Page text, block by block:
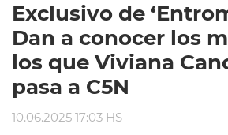
Exclusivo de
Dan a conocer los
los que Viviana
pasa a C5N
10.06.2025 17:03 HS